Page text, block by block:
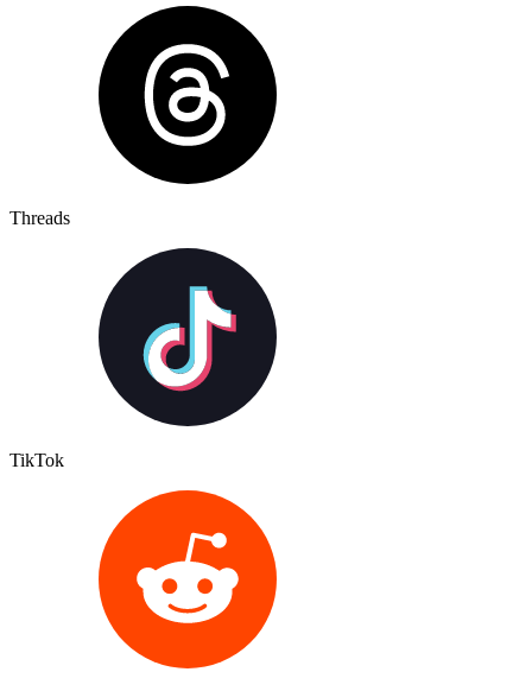
Threads
TikTok